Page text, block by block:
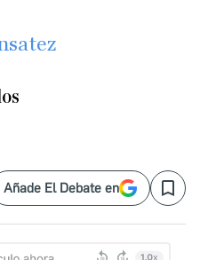
Añade El Debate en Save